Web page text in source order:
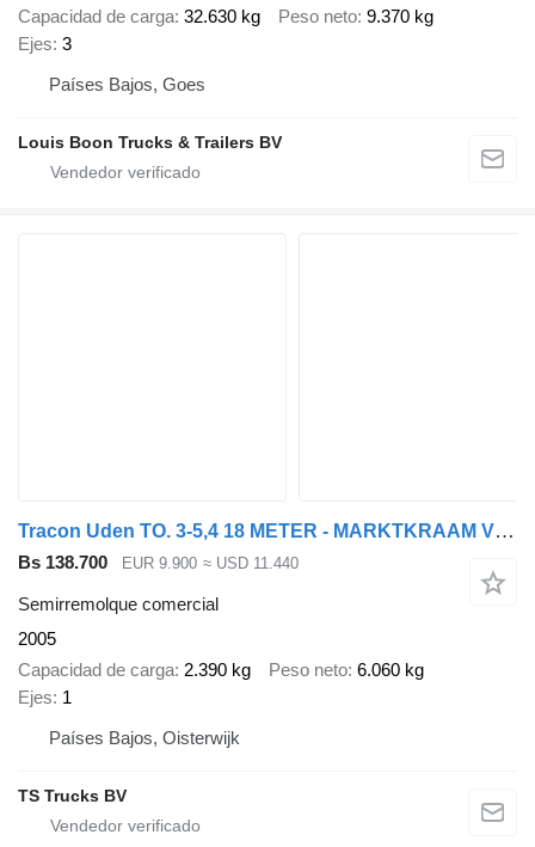
Capacidad de carga 32.630 kg Peso neto 9.370 kg
Ejes 3
Países Bajos, Goes
Louis Boon Trucks & Trailers BV
Tracon Uden TO. 3-5,4 18 METER - MARKTKRAAM VERKAUF AUFBAU MARKET TRAIL
Bs 138.700 EUR 9.900 ≈ USD 11.440
Semirremolque comercial
2005
Capacidad de carga 2.390 kg Peso neto 6.060 kg
Ejes 1
Países Bajos, Oisterwijk
TS Trucks BV